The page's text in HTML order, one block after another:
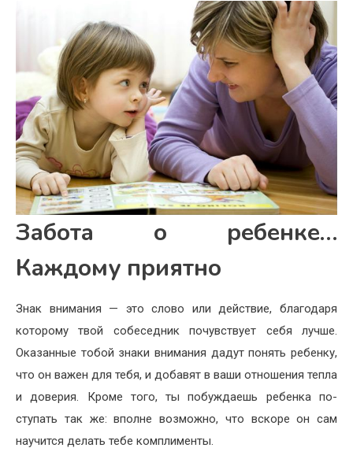
Забота о ребенке…
Каждому приятно
Знак внимания — это слово или действие, благодаря
кото­рому твой собеседник почувствует себя лучше.
Оказанные то­бой знаки внимания дадут по­нять ребенку,
что он важен для тебя, и добавят в ваши отноше­ния тепла
и доверия. Кроме то­го, ты побуждаешь ребенка по­
ступать так же: вполне возмож­но, что вскоре он сам
научится делать тебе комплименты.